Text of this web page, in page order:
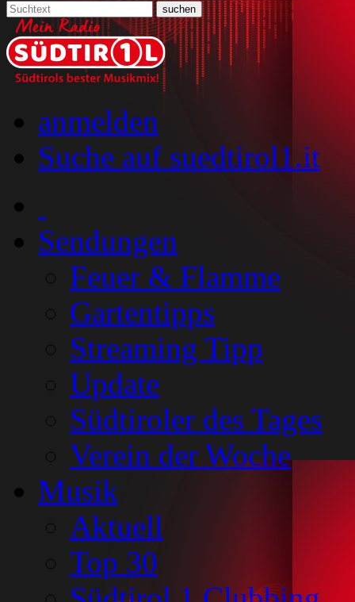
anmelden
Suche auf suedtirol1.it
Sendungen
Feuer & Flamme
Gartentipps
Streaming Tipp
Update
Südtiroler des Tages
Verein der Woche
Musik
Aktuell
Top 30